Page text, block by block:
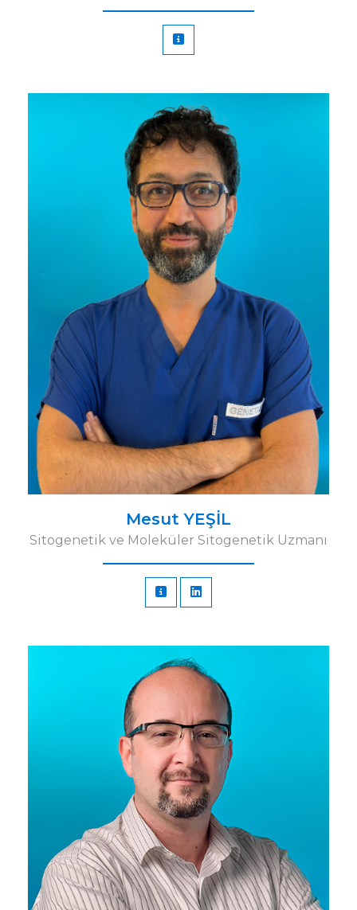
Mesut YEŞİL
Sitogenetik ve Moleküler Sitogenetik Uzmanı